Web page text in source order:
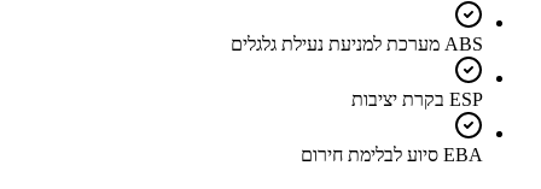
ABS מערכת למניעת נעילת גלגלים
ESP בקרת יציבות
EBA סיוע לבלימת חירום